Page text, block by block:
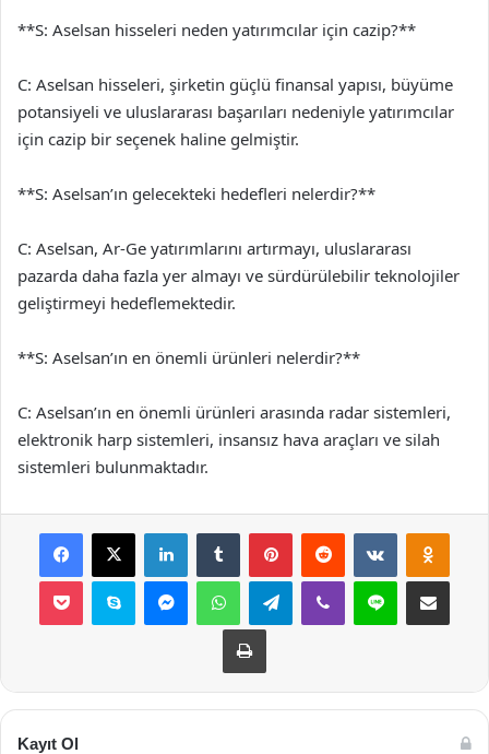
**S: Aselsan hisseleri neden yatırımcılar için cazip?**
C: Aselsan hisseleri, şirketin güçlü finansal yapısı, büyüme
potansiyeli ve uluslararası başarıları nedeniyle yatırımcılar
için cazip bir seçenek haline gelmiştir.
**S: Aselsan’ın gelecekteki hedefleri nelerdir?**
C: Aselsan, Ar-Ge yatırımlarını artırmayı, uluslararası
pazarda daha fazla yer almayı ve sürdürülebilir teknolojiler
geliştirmeyi hedeflemektedir.
**S: Aselsan’ın en önemli ürünleri nelerdir?**
C: Aselsan’ın en önemli ürünleri arasında radar sistemleri,
elektronik harp sistemleri, insansız hava araçları ve silah
sistemleri bulunmaktadır.
Facebook
X LinkedInTumblr PinterestReddit VKontakte
Pocket Skype MessengerWhatsAppTelegramViber Line E-Posta ile
Yazdır
Kayıt Ol